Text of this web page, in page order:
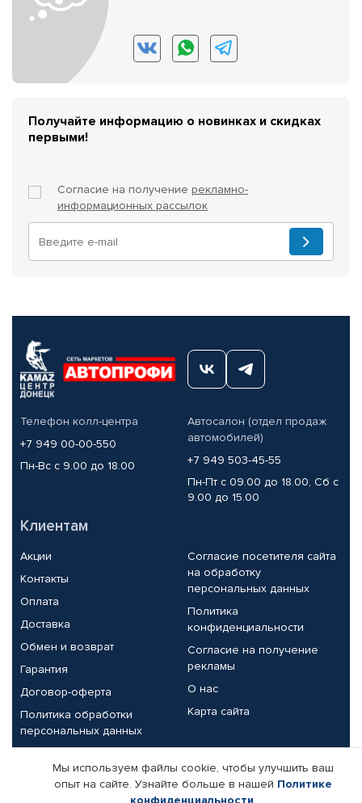
Получайте информацию о новинках и скидках
первыми!
Согласие на получение рекламно-
информационных рассылок
Телефон колл-центра
+7 949 00-00-550
Пн-Вс с 9.00 до 18.00
Автосалон (отдел продаж
автомобилей)
+7 949 503-45-55
Пн-Пт с 09.00 до 18.00, Сб с
9.00 до 15.00
Клиентам
Акции
Контакты
Оплата
Доставка
Обмен и возврат
Гарантия
Договор-оферта
Политика обработки
персональных данных
Согласие посетителя сайта
на обработку
персональных данных
Политика
конфиденциальности
Согласие на получение
рекламы
О нас
Карта сайта
Партнерам
Корпоративным клиентам Реквизиты компании
Мы используем файлы cookie, чтобы улучшить ваш
опыт на сайте. Узнайте больше в нашей Политике
конфиденциальности